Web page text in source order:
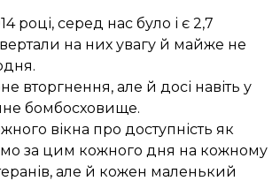
році, серед нас було і є 2,7
на них увагу й майже не
вторгнення, але й досі навіть у
бомбосховище.
вікна про доступність як
за цим кожного дня на кожному
але й кожен маленький